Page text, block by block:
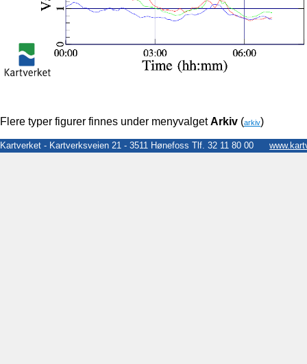
Flere typer figurer finnes under menyvalgetArkiv (arkiv)
Kartverket - Kartverksveien 21 - 3511 Hønefoss Tlf. 32 11 80 00